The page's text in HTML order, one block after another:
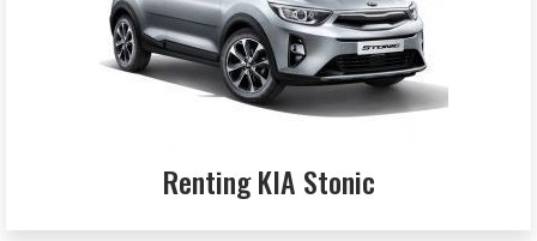
Renting KIA Stonic